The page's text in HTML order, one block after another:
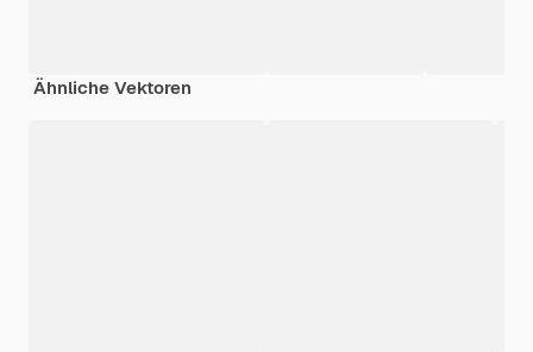
Ähnliche Vektoren